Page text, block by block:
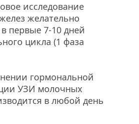
исследование
желательно
первые 7-10 дней
цикла (1 фаза
гормональной
УЗИ молочных
в любой день